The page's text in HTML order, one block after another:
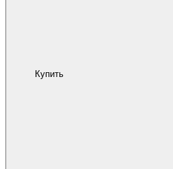
Купить